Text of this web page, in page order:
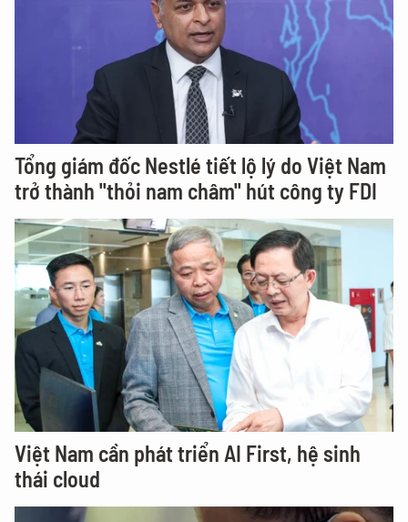
Tổng giám đốc Nestlé tiết lộ lý do Việt Nam
trở thành "thỏi nam châm" hút công ty FDI
Việt Nam cần phát triển AI First, hệ sinh
thái cloud